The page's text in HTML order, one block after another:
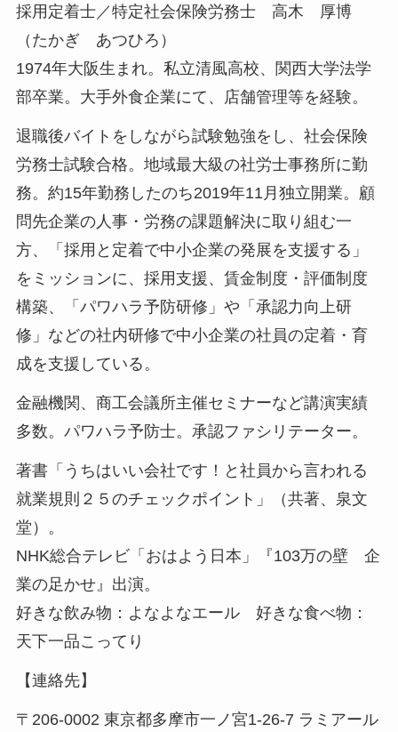
採用定着士／特定社会保険労務士 高木 厚博
（たかぎ あつひろ）
1974年大阪生まれ。私立清風高校、関西大学法学
部卒業。大手外食企業にて、店舗管理等を経験。
退職後バイトをしながら試験勉強をし、社会保険
労務士試験合格。地域最大級の社労士事務所に勤
務。約15年勤務したのち2019年11月独立開業。顧
問先企業の人事・労務の課題解決に取り組む一
方、「採用と定着で中小企業の発展を支援する」
をミッションに、採用支援、賃金制度・評価制度
構築、「パワハラ予防研修」や「承認力向上研
修」などの社内研修で中小企業の社員の定着・育
成を支援している。
金融機関、商工会議所主催セミナーなど講演実績
多数。パワハラ予防士。承認ファシリテーター。
著書「うちはいい会社です！と社員から言われる
就業規則２５のチェックポイント」（共著、泉文
堂）。
NHK総合テレビ「おはよう日本」『103万の壁 企
業の足かせ』出演。
好きな飲み物：よなよなエール 好きな食べ物：
天下一品こってり
【連絡先】
〒206-0002 東京都多摩市一ノ宮1-26-7 ラミアール